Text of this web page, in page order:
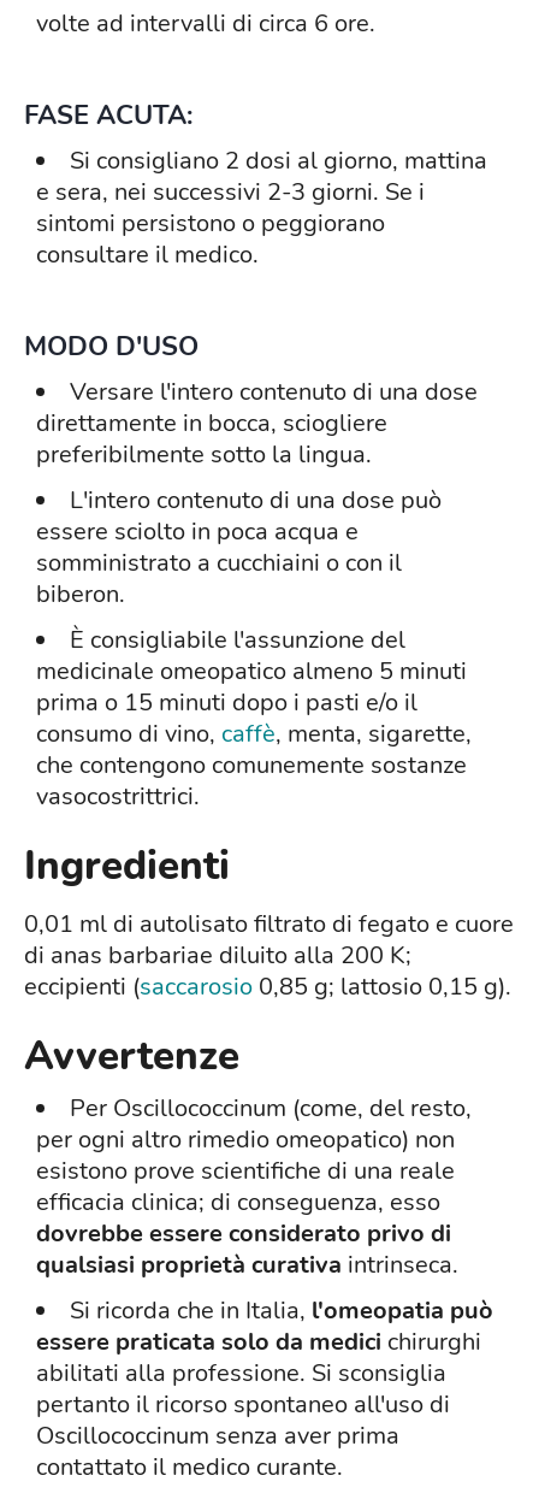
volte ad intervalli di circa 6 ore.
FASE ACUTA:
Si consigliano 2 dosi al giorno, mattina
e sera, nei successivi 2-3 giorni. Se i
sintomi persistono o peggiorano
consultare il medico.
MODO D'USO
Versare l'intero contenuto di una dose
direttamente in bocca, sciogliere
preferibilmente sotto la lingua.
L'intero contenuto di una dose può
essere sciolto in poca acqua e
somministrato a cucchiaini o con il
biberon.
È consigliabile l'assunzione del
medicinale omeopatico almeno 5 minuti
prima o 15 minuti dopo i pasti e/o il
consumo di vino, caffè, menta, sigarette,
che contengono comunemente sostanze
vasocostrittrici.
Ingredienti
0,01 ml di autolisato filtrato di fegato e cuore
di anas barbariae diluito alla 200 K;
eccipienti (saccarosio 0,85 g; lattosio 0,15 g).
Avvertenze
Per Oscillococcinum (come, del resto,
per ogni altro rimedio omeopatico) non
esistono prove scientifiche di una reale
efficacia clinica; di conseguenza, esso
dovrebbe essere considerato privo di
qualsiasi proprietà curativa intrinseca.
Si ricorda che in Italia, l'omeopatia può
essere praticata solo da medici chirurghi
abilitati alla professione. Si sconsiglia
pertanto il ricorso spontaneo all'uso di
Oscillococcinum senza aver prima
contattato il medico curante.